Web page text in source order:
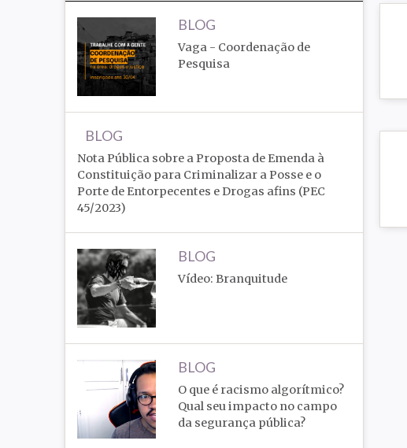
BLOG
Vaga - Coordenação de
Pesquisa
BLOG
Nota Pública sobre a Proposta de Emenda à
Constituição para Criminalizar a Posse e o
Porte de Entorpecentes e Drogas afins (PEC
45/2023)
BLOG
Vídeo: Branquitude
BLOG
O que é racismo algorítmico?
Qual seu impacto no campo
da segurança pública?